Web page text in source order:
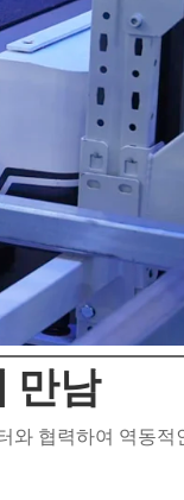
만남
와 협력하여 역동적